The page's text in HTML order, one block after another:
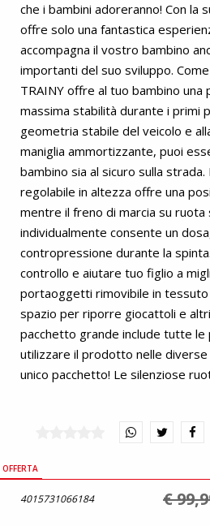
che i bambini adoreranno! Con la
offre solo una fantastica
accompagna il vostro bambino
importanti del suo sviluppo.
TRAINY offre al tuo bambino una
massima stabilità durante i primi
geometria stabile del veicolo e
maniglia ammortizzante, puoi
bambino sia al sicuro sulla
regolabile in altezza offre una
mentre il freno di marcia su ruota
individualmente consente un
contropressione durante la
controllo e aiutare tuo figlio a
portaoggetti rimovibile in
spazio per riporre giocattoli e
pacchetto grande include tutte
utilizzare il prodotto nelle
unico pacchetto! Le silenziose
permettono di utilizzare il PUKY
polvere resistente agli urti
agenti atmosferici. Inoltre, è
inquinanti, quindi non dovrai
versatili possibilità del PUKY
OFFERTA
€
4015731066184